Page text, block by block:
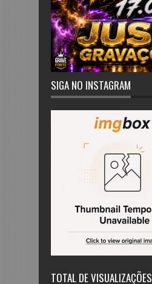
SIGA NO INSTAGRAM
TOTAL DE VISUALIZAÇÕES